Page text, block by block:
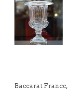
Baccarat France,